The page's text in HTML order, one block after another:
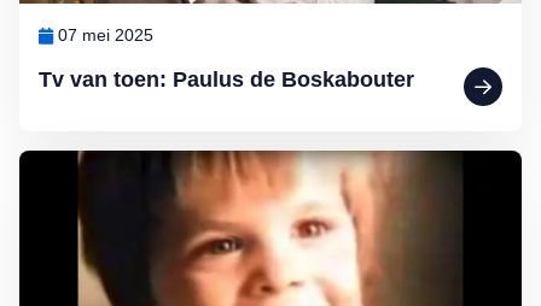
Tv van toen: Paulus de Boskabouter
07 mei 2025
Lees meer over Iconische tv-reclames in de jaren 80